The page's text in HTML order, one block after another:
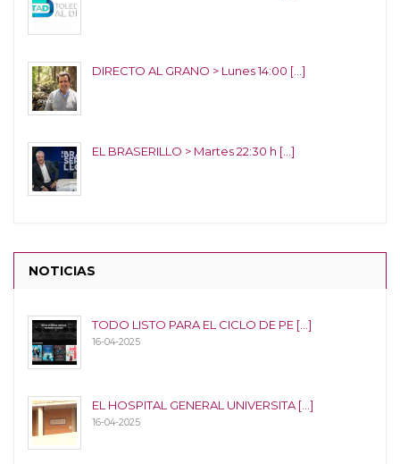
DIRECTO AL GRANO > Lunes 14:00 [...]
EL BRASERILLO > Martes 22:30 h [...]
NOTICIAS
TODO LISTO PARA EL CICLO DE PE [...]
16-04-2025
EL HOSPITAL GENERAL UNIVERSITA [...]
16-04-2025